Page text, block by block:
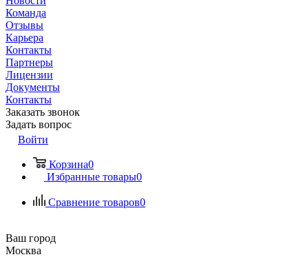
Команда
Отзывы
Карьера
Контакты
Партнеры
Лицензии
Документы
Контакты
Заказать звонок
Задать вопрос
Войти
Корзина0
Избранные товары0
Сравнение товаров0
Ваш город
Москва